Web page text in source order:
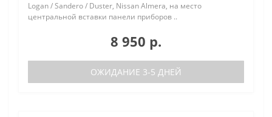
Logan / Sandero / Duster, Nissan Almera, на место
центральной вставки панели приборов ..
8 950 р.
ОЖИДАНИЕ 3-5 ДНЕЙ